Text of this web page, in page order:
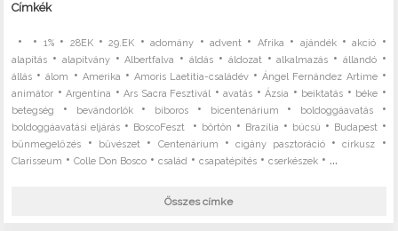
Címkék
• • 1%• 28EK•29.EK •adomány •advent • Afrika • ajándék•akció •
alapítás • alapítvány•Albertfalva •áldás • áldozat •alkalmazás • állandó•
állás •álom • Amerika • Amoris Laetitia-családév •Ángel Fernández Artime•
animátor •Argentína •Ars Sacra Fesztivál •avatás •Ázsia • beiktatás • béke •
betegség • bevándorlók• bíboros • bicentenárium • boldoggáavatás•
boldoggáavatási eljárás • BoscoFeszt • börtön • Brazília • búcsú • Budapest •
bűnmegelőzés • bűvészet • Centenárium •cigány pasztoráció•cirkusz •
Clarisseum •Colle Don Bosco •család •csapatépítés •cserkészek • ...
Összes címke